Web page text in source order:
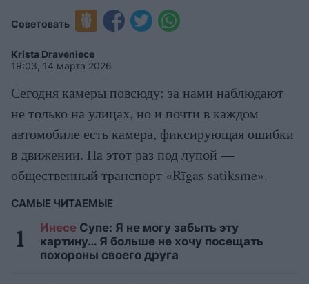
Советовать
Krista Draveniece
19:03, 14 марта 2026
Сегодня камеры повсюду: за нами наблюдают
не только на улицах, но и почти в каждом
автомобиле есть камера, фиксирующая ошибки
в движении. На этот раз под лупой —
общественный транспорт «Rīgas satiksme».
САМЫЕ ЧИТАЕМЫЕ
Инесе Супе: Я не могу забыть эту
картину… Я больше не хочу посещать
похороны своего друга